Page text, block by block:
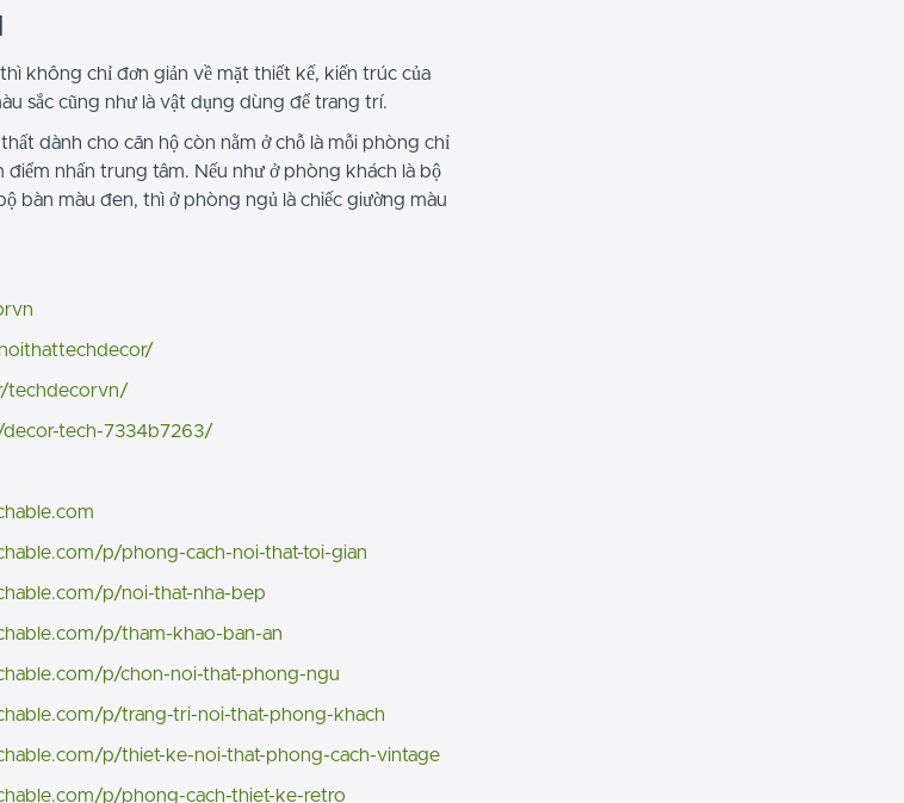
không chỉ đơn giản về mặt thiết kế, kiến trúc của
sắc cũng như là vật dụng dùng để trang trí.
dành cho căn hộ còn nằm ở chỗ là mỗi phòng chỉ
nhấn trung tâm. Nếu như ở phòng khách là bộ
bàn màu đen, thì ở phòng ngủ là chiếc giường màu
techdecorvn/
tech-7334b7263/
p/phong-cach-noi-that-toi-gian
p/noi-that-nha-bep
p/tham-khao-ban-an
p/chon-noi-that-phong-ngu
p/trang-tri-noi-that-phong-khach
p/thiet-ke-noi-that-phong-cach-vintage
p/phong-cach-thiet-ke-retro